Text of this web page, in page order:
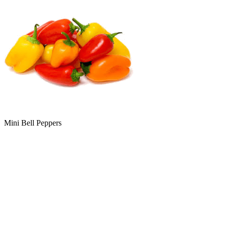
Mini Bell Peppers